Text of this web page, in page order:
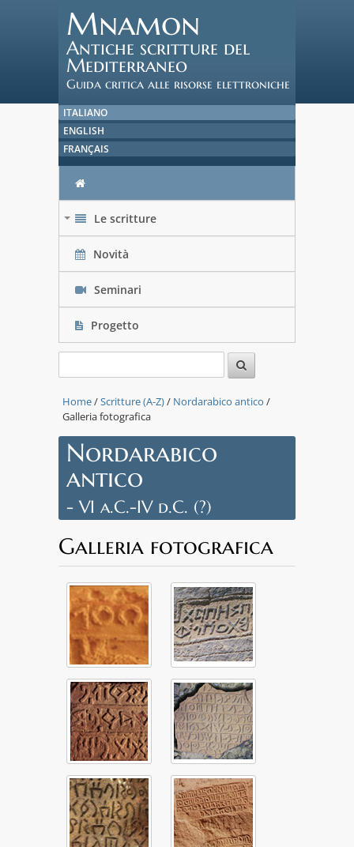
Mnamon
Antiche scritture del
Mediterraneo
Guida critica alle risorse elettroniche
ITALIANO
ENGLISH
FRANÇAIS
Le scritture
Novità
Seminari
Progetto
Home/Scritture (A-Z)/ Nordarabico antico /
Galleria fotografica
Nordarabico
antico
- VI a.C.-IV d.C. (?)
Galleria fotografica